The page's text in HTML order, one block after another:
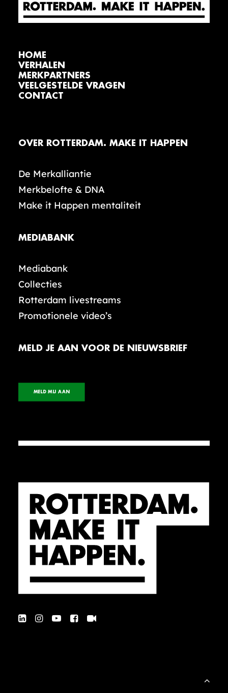
HOME
VERHALEN
MERKPARTNERS
VEELGESTELDE VRAGEN
CONTACT
OVER ROTTERDAM. MAKE IT HAPPEN
De Merkalliantie
Merkbelofte & DNA
Make it Happen mentaliteit
MEDIABANK
Mediabank
Collecties
Rotterdam livestreams
Promotionele video’s
MELD JE AAN VOOR DE NIEUWSBRIEF
MELD MIJ AAN